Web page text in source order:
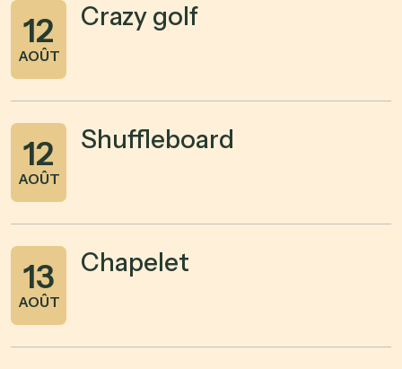
12
AOÛT
Crazy golf
12
AOÛT
Shuffleboard
13
AOÛT
Chapelet